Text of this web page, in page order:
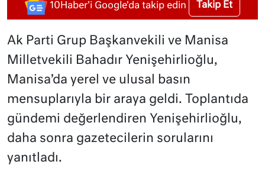
10Haber'i Google'da takip edin Takip Et
Ak Parti Grup Başkanvekili ve Manisa
Milletvekili Bahadır Yenişehirlioğlu,
Manisa’da yerel ve ulusal basın
mensuplarıyla bir araya geldi. Toplantıda
gündemi değerlendiren Yenişehirlioğlu,
daha sonra gazetecilerin sorularını
yanıtladı.